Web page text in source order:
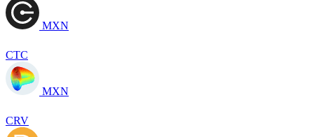
MXN
CTC
MXN
CRV